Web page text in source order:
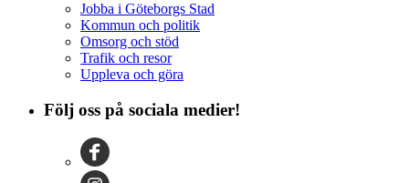
Jobba i Göteborgs Stad
Kommun och politik
Omsorg och stöd
Trafik och resor
Uppleva och göra
Följ oss på sociala medier!